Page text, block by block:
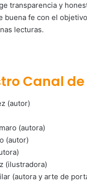
transparencia y
buena fe con el
lecturas.
Canal de
(autor)
(autora)
(autor)
(ilustradora)
(autora y arte de